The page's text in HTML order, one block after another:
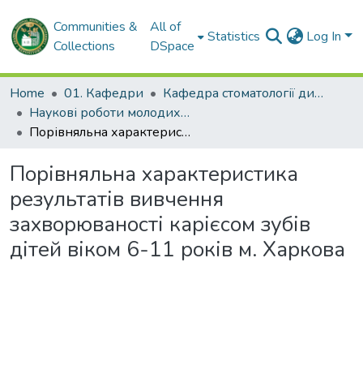
Communities &
Collections
All of
DSpace
Statistics Log In
Home 01. Кафедри
Кафедра стоматології дитячого віку та імплантології
Наукові роботи молодих дослідників. Кафедра стоматології дитячого віку та імплантології
Порівняльна характеристика результатів вивчення захворюваності карієсом зубів дітей віком 6-11 років м. Харкова
Порівняльна характеристика
результатів вивчення
захворюваності карієсом зубів
дітей віком 6-11 років м. Харкова